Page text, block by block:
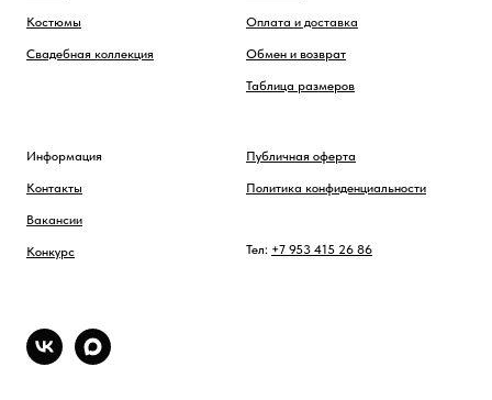
Костюмы
Свадебная коллекция
Оплата и доставка
Обмен и возврат
Таблица размеров
Информация
Контакты
Вакансии
Конкурс
Публичная оферта
Политика конфиденциальности
Тел: +7 953 415 26 86